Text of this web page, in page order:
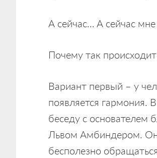
А сейчас… А сейчас
Почему так
Вариант первый – у
появляется гармония.
беседу с основателем
Львом Амбиндером. Он
бесполезно